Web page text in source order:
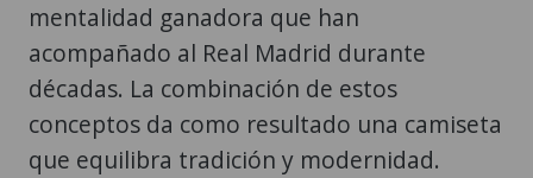
mentalidad ganadora que han
acompañado al Real Madrid durante
décadas. La combinación de estos
conceptos da como resultado una camiseta
que equilibra tradición y modernidad.